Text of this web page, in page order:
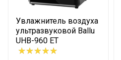
Счетчик наработки
бактерицидных ламп
Масса товара с
упаковкой (брутто)
Увлажнитель воздуха
ультразвуковой Ballu
UHB-960 ET